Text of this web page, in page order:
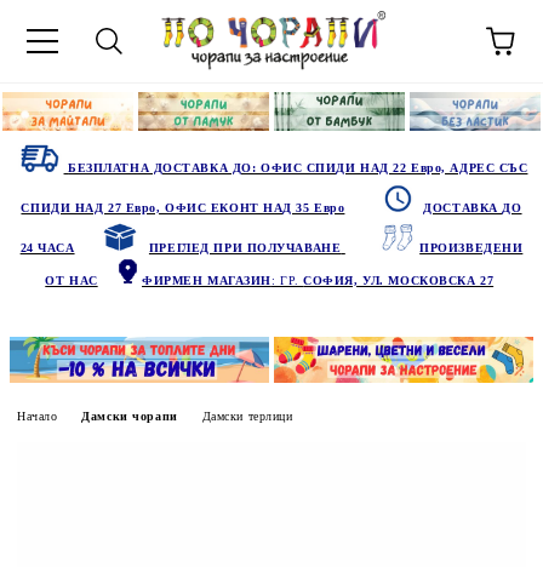
БЕЗПЛАТНА ДОСТАВКА ДО: ОФИС СПИДИ НАД 22 Евро, АДРЕС СЪС
СПИДИ НАД 27 Евро, ОФИС ЕКОНТ НАД 35 Евро ДОСТАВКА ДО
24 ЧАСА ПРЕГЛЕД ПРИ ПОЛУЧАВАНЕ ПРОИЗВЕДЕНИ
ОТ НАС ФИРМЕН МАГАЗИН: ГР.СОФИЯ, УЛ. МОСКОВСКА 27
Начало Дамски чорапи Дамски терлици